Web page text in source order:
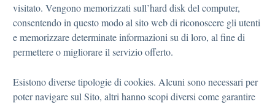
visitato. Vengono memorizzati sull’hard disk del computer,
consentendo in questo modo al sito web di riconoscere gli utenti
e memorizzare determinate informazioni su di loro, al fine di
permettere o migliorare il servizio offerto.
Esistono diverse tipologie di cookies. Alcuni sono necessari per
poter navigare sul Sito, altri hanno scopi diversi come garantire